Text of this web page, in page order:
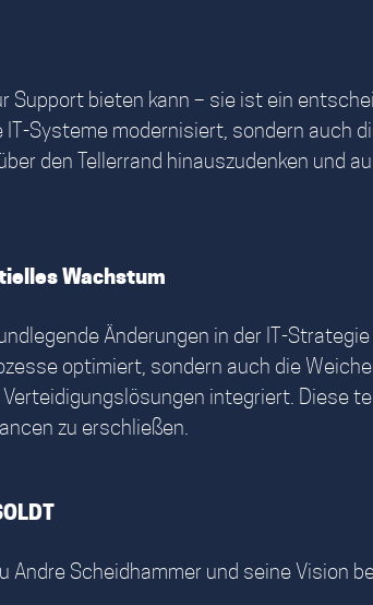
Support bieten kann – sie ist ein
Systeme modernisiert, sondern auch
den Tellerrand hinauszudenken und
Wachstum
Änderungen in der IT-
optimiert, sondern auch die
integriert. Diese
zu erschließen.
Andre Scheidhammer und seine Vision